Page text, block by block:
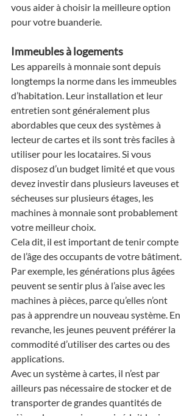
vous aider à choisir la meilleure option
pour votre buanderie.
Immeubles à logements
Les appareils à monnaie sont depuis
longtemps la norme dans les immeubles
d’habitation. Leur installation et leur
entretien sont généralement plus
abordables que ceux des systèmes à
lecteur de cartes et ils sont très faciles à
utiliser pour les locataires. Si vous
disposez d’un budget limité et que vous
devez investir dans plusieurs laveuses et
sécheuses sur plusieurs étages, les
machines à monnaie sont probablement
votre meilleur choix.
Cela dit, il est important de tenir compte
de l’âge des occupants de votre bâtiment.
Par exemple, les générations plus âgées
peuvent se sentir plus à l’aise avec les
machines à pièces, parce qu’elles n’ont
pas à apprendre un nouveau système. En
revanche, les jeunes peuvent préférer la
commodité d’utiliser des cartes ou des
applications.
Avec un système à cartes, il n’est par
ailleurs pas nécessaire de stocker et de
transporter de grandes quantités de